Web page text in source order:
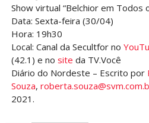
Show virtual “Belchior em Todos
Data: Sexta-feira (30/04)
Hora: 19h30
Local: Canal da Secultfor no
(42.1) e no site da TV.Você
Diário do Nordeste – Escrito por
Souza,
2021.